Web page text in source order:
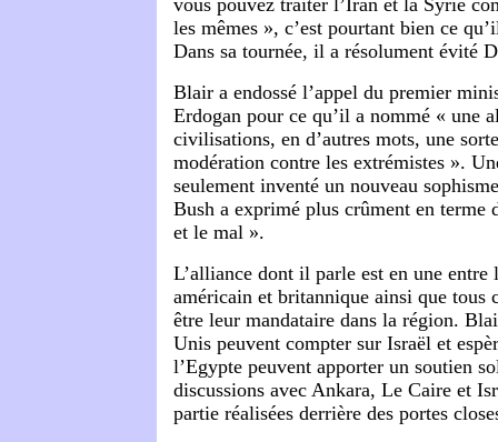
vous pouvez traiter l’Iran et la Syrie
les mêmes », c’est pourtant bien ce
Dans sa tournée, il a résolument évité
Blair a endossé l’appel du premier
Erdogan pour ce qu’il a nommé « une
civilisations, en d’autres mots, une
modération contre les extrémistes ».
seulement inventé un nouveau
Bush a exprimé plus crûment en terme
et le mal ».
L’alliance dont il parle est en une entre
américain et britannique ainsi que tous
être leur mandataire dans la région.
Unis peuvent compter sur Israël et
l’Egypte peuvent apporter un soutien
discussions avec Ankara, Le Caire et
partie réalisées derrière des portes